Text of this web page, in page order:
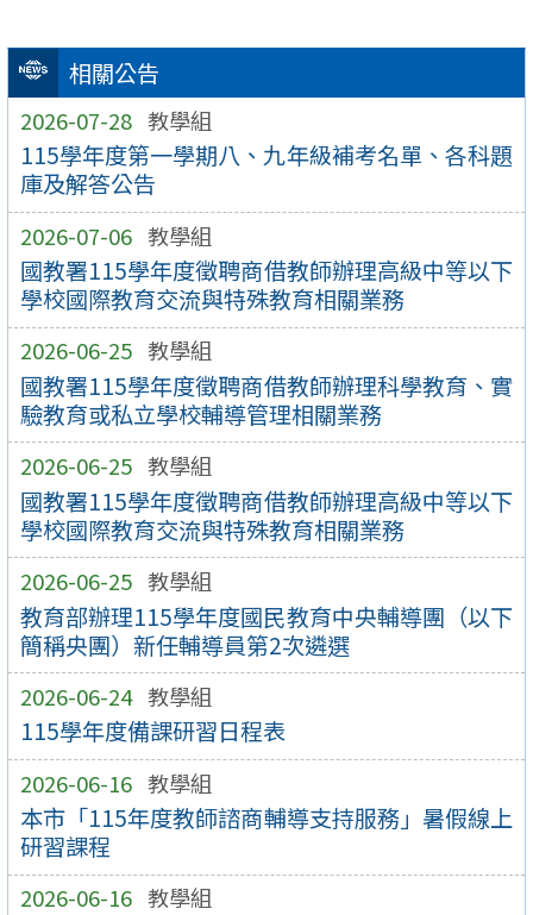
相關公告
2026-07-28 教學組
115學年度第一學期八、九年級補考名單、各科題
庫及解答公告
2026-07-06 教學組
國教署115學年度徵聘商借教師辦理高級中等以下
學校國際教育交流與特殊教育相關業務
2026-06-25 教學組
國教署115學年度徵聘商借教師辦理科學教育、實
驗教育或私立學校輔導管理相關業務
2026-06-25 教學組
國教署115學年度徵聘商借教師辦理高級中等以下
學校國際教育交流與特殊教育相關業務
2026-06-25 教學組
教育部辦理115學年度國民教育中央輔導團（以下
簡稱央團）新任輔導員第2次遴選
2026-06-24 教學組
115學年度備課研習日程表
2026-06-16 教學組
本市「115年度教師諮商輔導支持服務」暑假線上
研習課程
2026-06-16 教學組